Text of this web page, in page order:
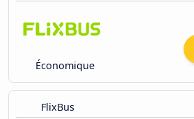
Économique
FlixBus